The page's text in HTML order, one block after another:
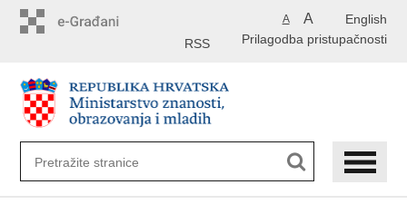
English
A A
Prilagodba pristupačnosti
RSS